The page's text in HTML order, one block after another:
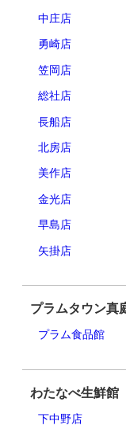
中庄店
勇崎店
笠岡店
総社店
長船店
北房店
美作店
金光店
早島店
矢掛店
プラムタウン真
プラム食品館
わたなべ生鮮館
下中野店